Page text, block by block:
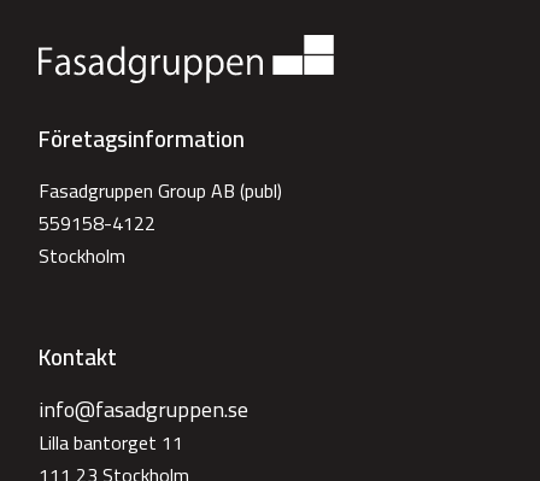
Företagsinformation
Fasadgruppen Group AB (publ)
559158-4122
Stockholm
Kontakt
info@fasadgruppen.se
Lilla bantorget 11